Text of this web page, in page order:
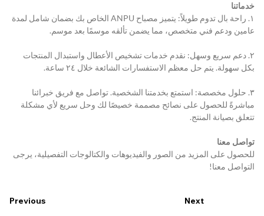
خدماتنا
١. راحة بال تدوم طويلاً: يتميز مصباح ANPU الخاص بك بضمان شامل لمدة
عامين ودعم فني متخصص، مما يضمن تألقه موسمًا بعد موسم.
٢. دعم سريع وسهل: نقدم خدمات تشخيص الأعطال واستبدال المنتجات
بكل سهولة. يتم حل معظم الاستفسارات الشائعة خلال ٢٤ ساعة.
٣. حلول مخصصة: استمتع بخدمتنا الشخصية. تواصل مع فريق خبرائنا
مباشرةً للحصول على نصائح مصممة خصيصًا لك وحل سريع لأي مشكلة
تتعلق بصيانة المنتج.
تواصل معنا
للحصول على المزيد من الصور والفيديوهات والكتالوجات التفصيلية، يرجى
التواصل معنا!
Previous Next